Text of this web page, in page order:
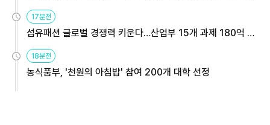
용해야
17분전
섬유패션 글로벌 경쟁력 키운다…산업부 15개 과제 180억 지
원
18분전
농식품부, '천원의 아침밥' 참여 200개 대학 선정